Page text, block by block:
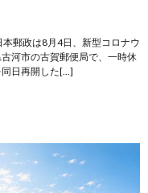
郵政は8月4日、新型コロナウ
河市の古賀郵便局で、一時休
日再開した[…]